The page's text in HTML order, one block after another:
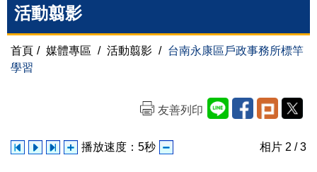
活動翦影
首頁 / 媒體專區 / 活動翦影 / 台南永康區戶政事務所標竿
學習
友善列印
播放速度： 5秒 相片 2 / 3